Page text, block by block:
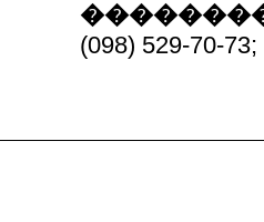
(098) 529-70-